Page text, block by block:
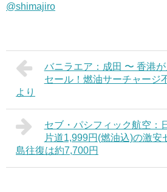
@shimajiro
バニラエア：成田 〜 香港
セール！燃油サーチャージ
より
セブ・パシフィック航空：
片道1,999円(燃油込)の激安
島往復は約7,700円